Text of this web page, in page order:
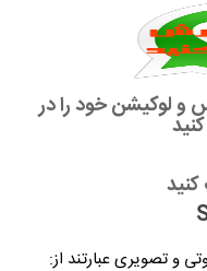
و لوکیشن خود را در
و تصویری عبارتند از: